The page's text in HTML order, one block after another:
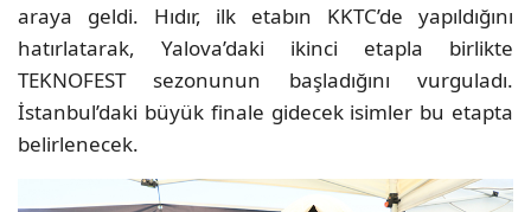
araya geldi. Hıdır, ilk etabın KKTC’de yapıldığını
hatırlatarak, Yalova’daki ikinci etapla birlikte
TEKNOFEST sezonunun başladığını vurguladı.
İstanbul’daki büyük finale gidecek isimler bu etapta
belirlenecek.